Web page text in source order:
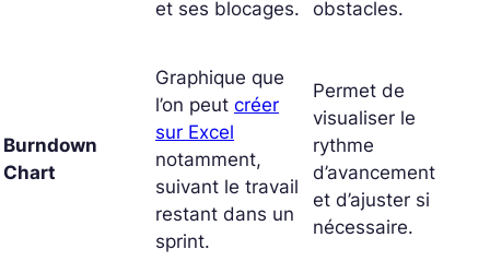
et ses blocages.
obstacles.
Burndown
Chart
Graphique que
l’on peut créer
sur Excel
notamment,
suivant le travail
restant dans un
sprint.
Permet de
visualiser le
rythme
d’avancement
et d’ajuster si
nécessaire.